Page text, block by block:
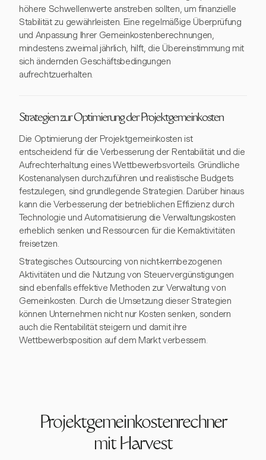
höhere Schwellenwerte anstreben sollten, um finanzielle
Stabilität zu gewährleisten. Eine regelmäßige Überprüfung
und Anpassung Ihrer Gemeinkostenberechnungen,
mindestens zweimal jährlich, hilft, die Übereinstimmung mit
sich ändernden Geschäftsbedingungen
aufrechtzuerhalten.
Strategien zur Optimierung der Projektgemeinkosten
Die Optimierung der Projektgemeinkosten ist
entscheidend für die Verbesserung der Rentabilität und die
Aufrechterhaltung eines Wettbewerbsvorteils. Gründliche
Kostenanalysen durchzuführen und realistische Budgets
festzulegen, sind grundlegende Strategien. Darüber hinaus
kann die Verbesserung der betrieblichen Effizienz durch
Technologie und Automatisierung die Verwaltungskosten
erheblich senken und Ressourcen für die Kernaktivitäten
freisetzen.
Strategisches Outsourcing von nicht-kernbezogenen
Aktivitäten und die Nutzung von Steuervergünstigungen
sind ebenfalls effektive Methoden zur Verwaltung von
Gemeinkosten. Durch die Umsetzung dieser Strategien
können Unternehmen nicht nur Kosten senken, sondern
auch die Rentabilität steigern und damit ihre
Wettbewerbsposition auf dem Markt verbessern.
Projektgemeinkostenrechner
mit Harvest